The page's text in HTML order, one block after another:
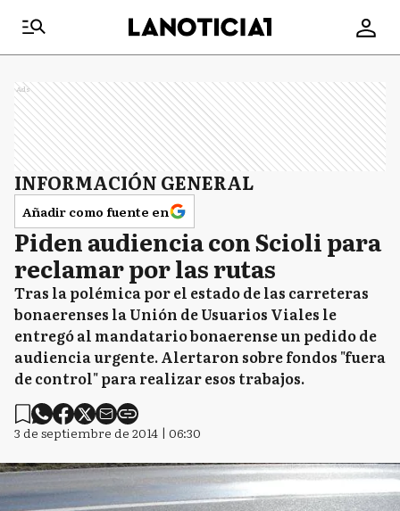
Ads
INFORMACIÓN GENERAL
Añadir como fuente en
Piden audiencia con Scioli para
reclamar por las rutas
Tras la polémica por el estado de las carreteras
bonaerenses la Unión de Usuarios Viales le
entregó al mandatario bonaerense un pedido de
audiencia urgente. Alertaron sobre fondos "fuera
de control" para realizar esos trabajos.
3 de septiembre de 2014 | 06:30